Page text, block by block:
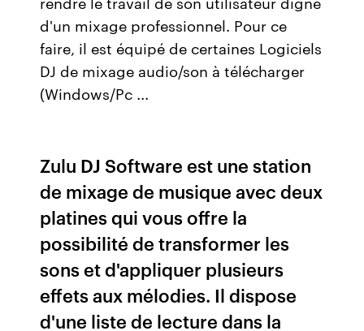
d'un mixage professionnel. Pour ce
faire, il est équipé de certaines Logiciels
DJ de mixage audio/son à télécharger
(Windows/Pc ...
Zulu DJ Software est une station
de mixage de musique avec deux
platines qui vous offre la
possibilité de transformer les
sons et d'appliquer plusieurs
effets aux mélodies. Il dispose
d'une liste de lecture dans la